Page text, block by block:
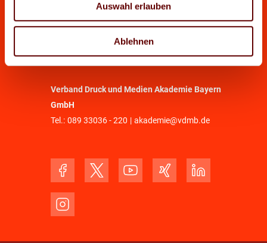
Auswahl erlauben
Ablehnen
089 33036 - 0 |info@vdmb.de
Geschäftsstelle Nürnberg
Tel.:0911 264441|info.nbg@vdmb.de
Verband Druck und Medien Akademie Bayern
GmbH
Tel.: 089 33036 - 220 | akademie@vdmb.de